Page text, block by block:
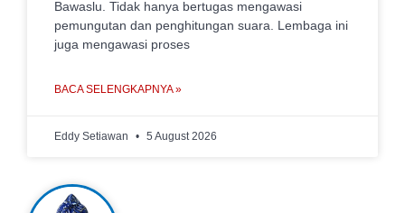
Bawaslu. Tidak hanya bertugas mengawasi
pemungutan dan penghitungan suara. Lembaga ini
juga mengawasi proses
BACA SELENGKAPNYA »
Eddy Setiawan 5 August 2026